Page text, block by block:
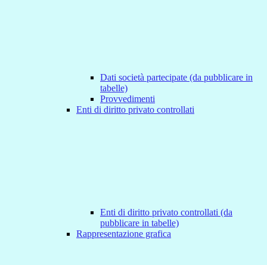
Dati società partecipate (da pubblicare in
tabelle)
Provvedimenti
Enti di diritto privato controllati
Enti di diritto privato controllati (da
pubblicare in tabelle)
Rappresentazione grafica